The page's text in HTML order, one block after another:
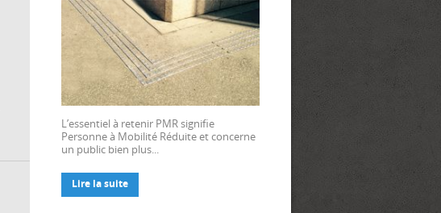
Ranges deux-roues : vélos et trottinettes
Aménagements cyclables
Sélectifs avec pass’vélos
Pass’VTT canadien
L’essentiel à retenir PMR signifie
Personne à Mobilité Réduite et concerne
un public bien plus...
Lire la suite